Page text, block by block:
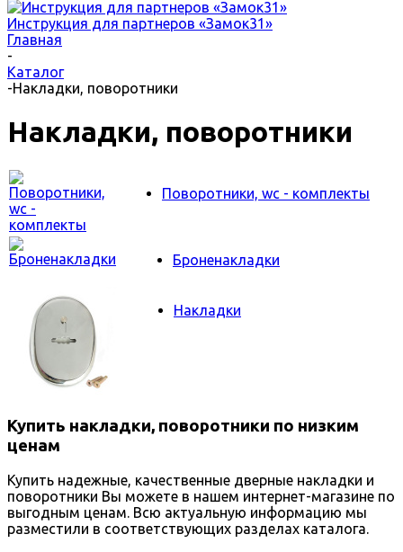
Инструкция для партнеров «Замок31»
Главная
-
Каталог
-Накладки, поворотники
Накладки, поворотники
Поворотники, wc - комплекты
Броненакладки
Накладки
Купить накладки, поворотники по низким
ценам
Купить надежные, качественные дверные накладки и
поворотники Вы можете в нашем интернет-магазине по
выгодным ценам. Всю актуальную информацию мы
разместили в соответствующих разделах каталога.